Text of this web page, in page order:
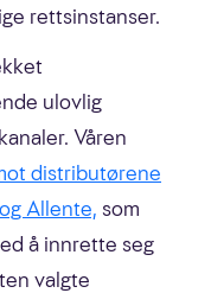
rettsinstanser.
ulovlig
Våren
distributørene
Allente, som
å innrette seg
valgte